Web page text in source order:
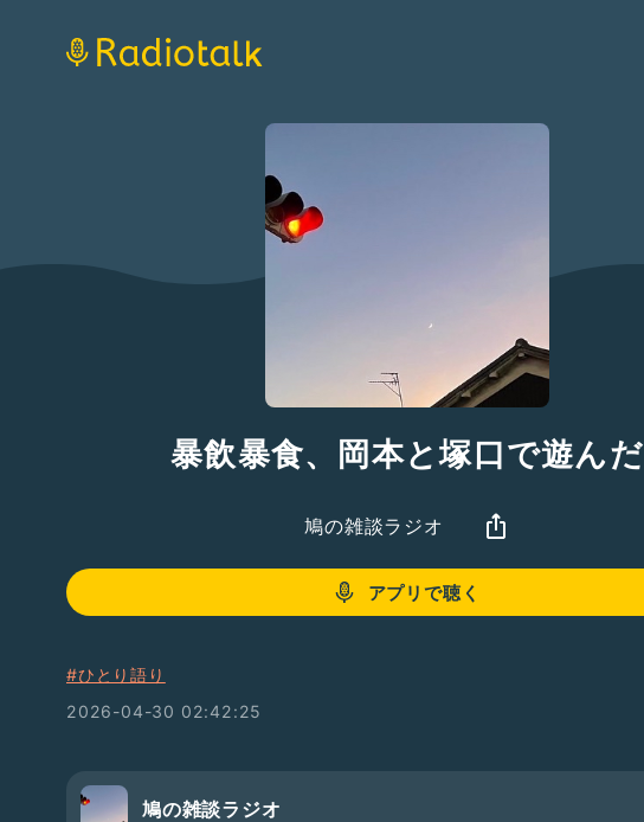
暴飲暴食、岡本と塚口で遊んだ
鳩の雑談ラジオ
アプリで聴く
#ひとり語り
2026-04-30 02:42:25
鳩の雑談ラジオ